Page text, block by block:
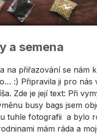
a semena
na přiřazování se nám
:) Připravila ji pro nás
Zde je její text: Při
busy bags jsem
tuhle fotografii a bylo
mám ráda a